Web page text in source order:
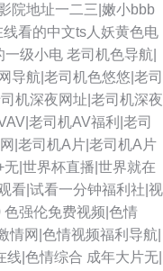
院地址一二三|嫩小bbb
看的中文ts人妖黄色电
一级小电 老司机色导航|
导航|老司机色悠悠|老司
机深夜网址|老司机深夜
老司机AV福利|老司
|老司机A片|老司机A片
无|世界杯直播|世界就在
看|试看一分钟福利社|视
色强伦免费视频|色情
情网|色情视频福利导航|
线|色情综合 成年大片无|